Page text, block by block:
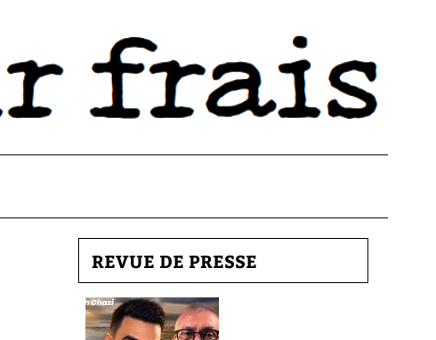
REVUE DE PRESSE